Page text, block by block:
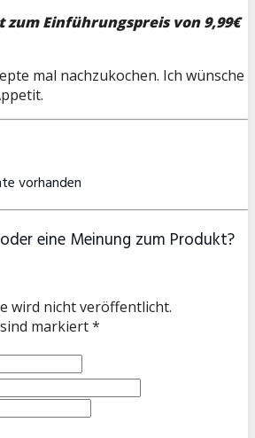
Einführungspreis von 9,99€
mal nachzukochen. Ich wünsche
vorhanden
eine Meinung zum Produkt?
wird nicht veröffentlicht.
markiert *